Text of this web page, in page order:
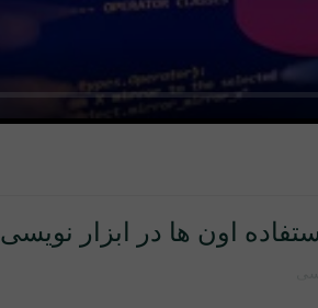
اون ها در ابزار نویسی